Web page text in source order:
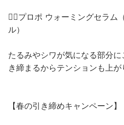
❤️‍🔥プロポ ウォーミングセラム
ル）
たるみやシワが気になる部分
き締まるからテンションも上が
【春の引き締めキャンペーン】